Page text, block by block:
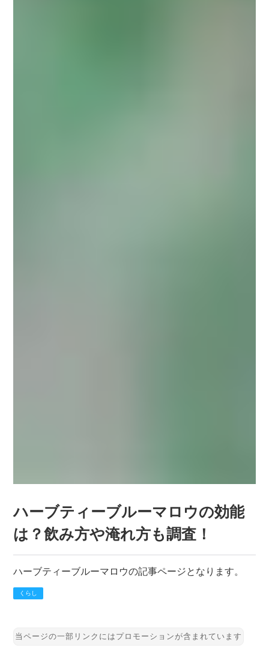
ハーブティーブルーマロウの効能
は？飲み方や淹れ方も調査！
ハーブティーブルーマロウの記事ページとなります。
くらし